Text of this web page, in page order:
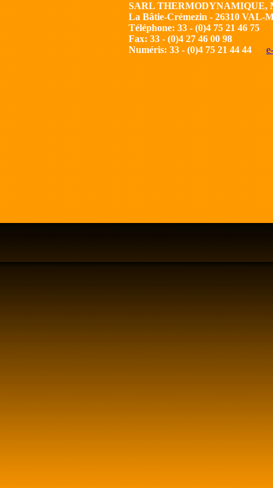
SARL THERMODYNAMIQUE,
La Bâtie-Crémezin - 26310 VAL-
Téléphone: 33 - (0)4 75 21 46 75
Fax: 33 - (0)4 27 46 00 98
Numéris: 33 - (0)4 75 21 44 44